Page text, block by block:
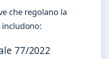
che regolano la
includono:
77/2022